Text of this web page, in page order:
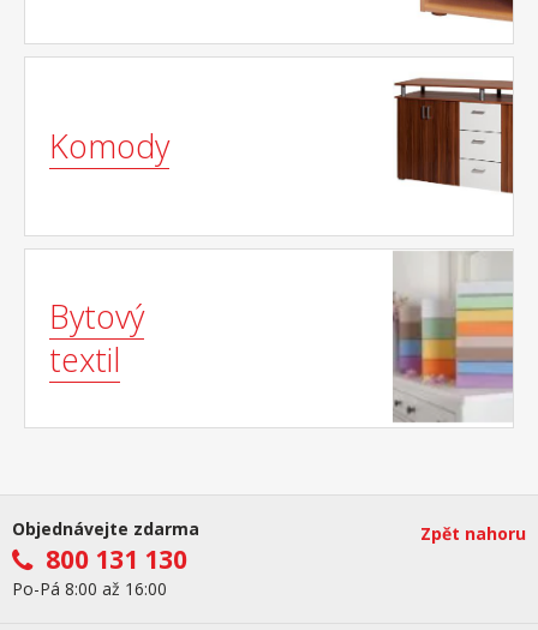
Komody
Bytový
textil
Objednávejte zdarma
800 131 130
Po-Pá 8:00 až 16:00
Zpět nahoru